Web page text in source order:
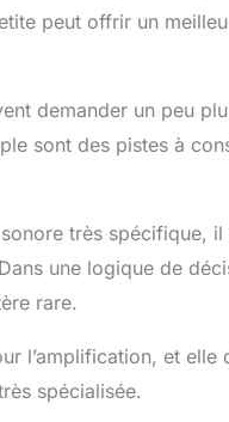
peut offrir un
demander un peu
sont des pistes à
très spécifique,
une logique de
rare.
l’amplification, et elle
spécialisée.